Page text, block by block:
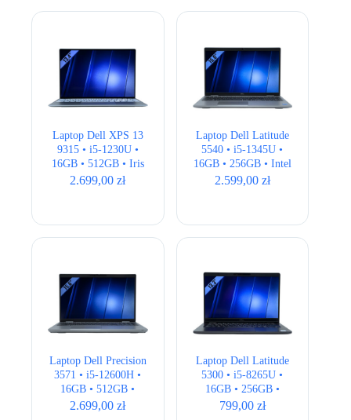
Laptop Dell XPS 13
9315 • i5-1230U •
16GB • 512GB • Iris
Xe • 13,4″ Full HD+
2.699,00zł
Laptop Dell Latitude
5540 • i5-1345U •
16GB • 256GB • Intel
UHD • 15,6″ Full HD
2.599,00 zł
Laptop Dell Precision
3571 • i5-12600H •
16GB • 512GB •
T600 4GB • 15,6″
2.699,00zł
Laptop Dell Latitude
5300 • i5-8265U •
16GB • 256GB •
UHD 620 •13.3″ Full
799,00 zł